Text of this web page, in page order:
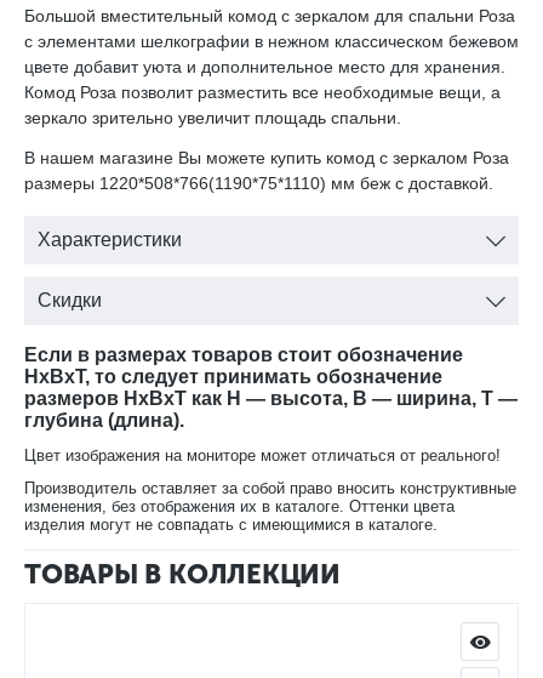
Большой вместительный комод с зеркалом для спальни Роза
с элементами шелкографии в нежном классическом бежевом
цвете добавит уюта и дополнительное место для хранения.
Комод Роза позволит разместить все необходимые вещи, а
зеркало зрительно увеличит площадь спальни.
В нашем магазине Вы можете купить комод с зеркалом Роза
размеры 1220*508*766(1190*75*1110) мм беж с доставкой.
Характеристики
Скидки
Если в размерах товаров стоит обозначение
HxBxT, то следует принимать обозначение
размеров HxBxT как H — высота, B — ширина, T —
глубина (длина).
Цвет изображения на мониторе может отличаться от реального!
Производитель оставляет за собой право вносить конструктивные
изменения, без отображения их в каталоге. Оттенки цвета
изделия могут не совпадать с имеющимися в каталоге.
ТОВАРЫ В КОЛЛЕКЦИИ